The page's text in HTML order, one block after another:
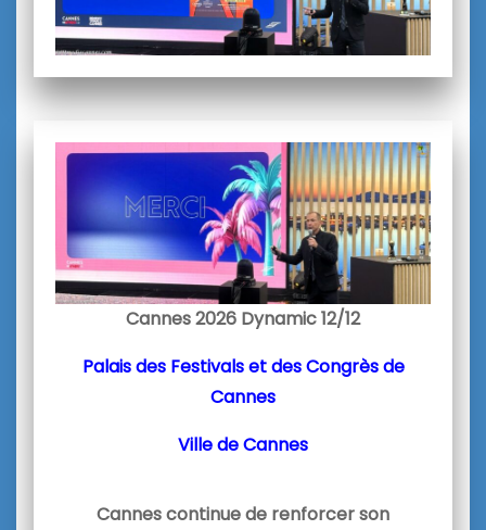
Cannes 2026 Dynamic 12/12
Palais des Festivals et des Congrès de
Cannes
Ville de Cannes
Cannes continue de renforcer son